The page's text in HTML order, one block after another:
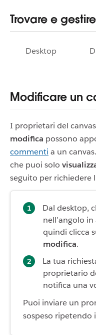
Trovare e
Desktop
Modificare un
I proprietari del
modifica possono
commenti a un
che puoi solo
seguito per richiedere
Dal desktop,
nell’angolo
quindi clicca
modifica.
La tua
proprietario
notifica una
Puoi inviare un
sospeso ripetendo